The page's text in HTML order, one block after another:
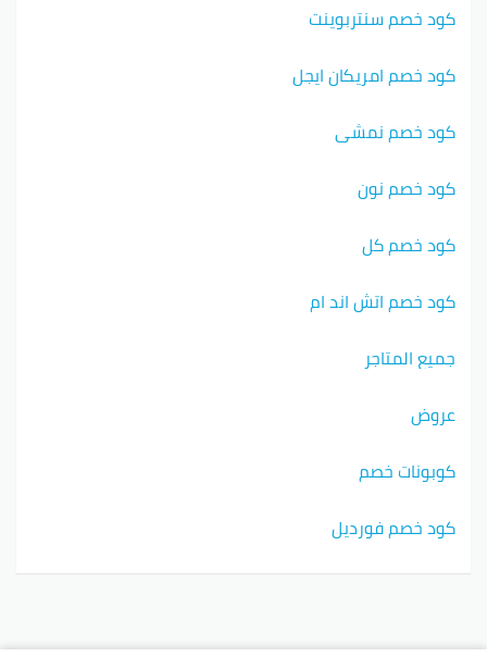
كود خصم سنتربوينت
كود خصم امريكان ايجل
كود خصم نمشي
كود خصم نون
كود خصم كل
كود خصم اتش اند ام
جميع المتاجر
عروض
كوبونات خصم
كود خصم فورديل